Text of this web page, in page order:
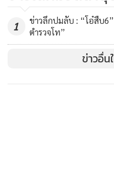
ส่วนรัฐมนตรีว่าการกระทรวงก
วนายน ที่กระเด็นตกเก้าอี้หั
รัฐมนตรีช่วยว่าการกระทรวงกา
เพราะติดปัญหาเรื่องภาพลักษ
1,373
1
ข่าวลึกปมลับ : “โอ๋สืบ
ตำรวจโท”
ข่าวอื่